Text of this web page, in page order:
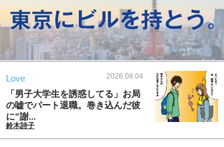
Love 2026.08.04
「男子大学生を誘惑してる」お局
の嘘でパート退職。巻き込んだ彼
に“謝...
鈴木詩子